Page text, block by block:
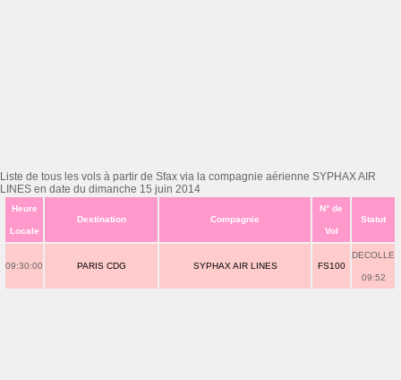
Liste de tous les vols à partir de Sfax via la compagnie aérienne SYPHAX AIR
LINES en date du dimanche 15 juin 2014
Heure
Locale
Destination Compagnie
N° de
Vol
Statut
09:30:00 PARIS CDG SYPHAX AIR LINES FS100
DECOLLE
09:52